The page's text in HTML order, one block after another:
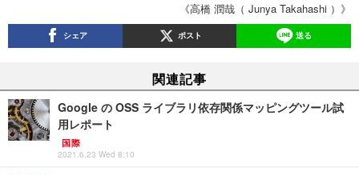
《高橋 潤哉（ Junya Takahashi ）》
シェア ポスト 送る
関連記事
Google の OSS ライブラリ依存関係マッピングツール試
用レポート
国際
2021.6.23 Wed 8:10